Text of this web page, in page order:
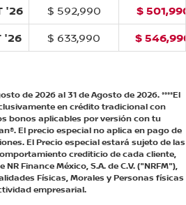
'26
$ 592,990
$
'26
$ 633,990 $
de 2026 al 31 de Agosto de 2026. ****El
en crédito tradicional con
bonos aplicables por versión con tu
El precio especial no aplica en pago de
El Precio especial estará sujeto de las
crediticio de cada cliente,
Finance México, S.A. de C.V. ("NRFM"),
Físicas, Morales y Personas físicas
empresarial.